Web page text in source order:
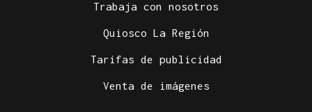
Trabaja con nosotros
Quiosco La Región
Tarifas de publicidad
Venta de imágenes